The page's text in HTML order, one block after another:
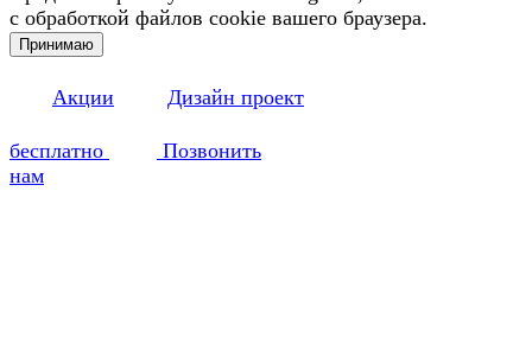
с обработкой файлов cookie вашего браузера.
Принимаю
Акции Дизайн проект
бесплатно
Позвонить
нам